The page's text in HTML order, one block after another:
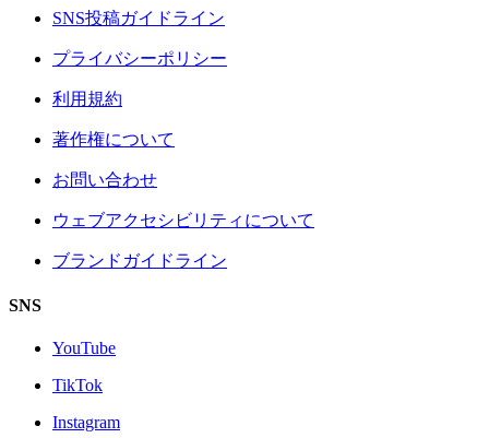
SNS投稿ガイドライン
プライバシーポリシー
利用規約
著作権について
お問い合わせ
ウェブアクセシビリティについて
ブランドガイドライン
SNS
YouTube
TikTok
Instagram